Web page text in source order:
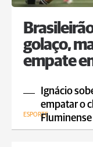
golaço,
empate
Ignácio
empatar o
ESPORTE